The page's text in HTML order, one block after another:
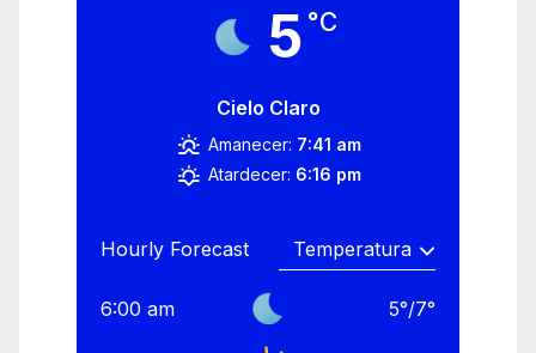
5 °C
Cielo Claro
Amanecer: 7:41 am
Atardecer: 6:16 pm
Hourly Forecast
6:00 am 5°/7°